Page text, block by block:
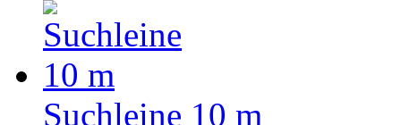
Suchleine 10 m